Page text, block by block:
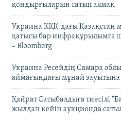
қондырғыларын сатып алмақ
Украина КҚК-дағы Қазақстан
қатысы бар инфрақұрылымға
– Bloomberg
Украина Ресейдің Самара
аймағындағы мұнай
Қайрат Сатыбалдыға тиесілі
жылдан кейін аукционда